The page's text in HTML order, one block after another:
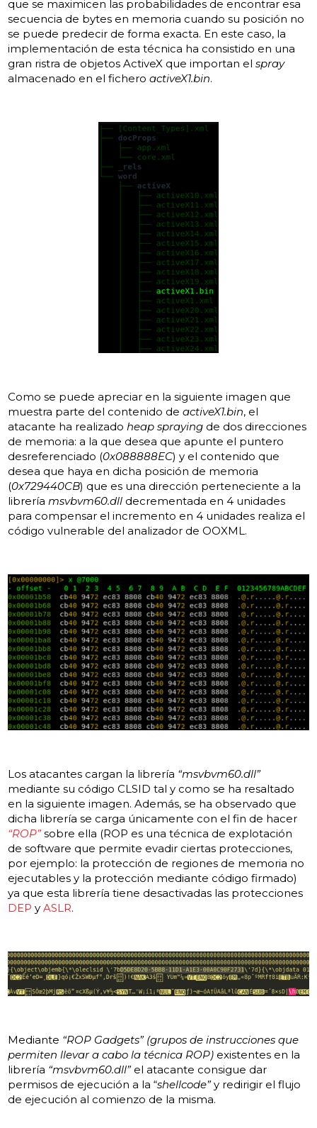
que se maximicen las probabilidades de encontrar esa
secuencia de bytes en memoria cuando su posición no
se puede predecir de forma exacta. En este caso, la
implementación de esta técnica ha consistido en una
gran ristra de objetos ActiveX que importan elspray
almacenado en el ficheroactiveX1.bin.
Como se puede apreciar en la siguiente imagen que
muestra parte del contenido deactiveX1.bin, el
atacante ha realizadoheap spraying de dos direcciones
de memoria: a la que desea que apunte el puntero
desreferenciado (0x088888EC) y el contenido que
desea que haya en dicha posición de memoria
(0x729440CB) que es una dirección perteneciente a la
libreríamsvbvm60.dll decrementada en 4 unidades
para compensar el incremento en 4 unidades realiza el
código vulnerable del analizador de OOXML.
Los atacantes cargan la librería “msvbvm60.dll”
mediante su código CLSID tal y como se ha resaltado
en la siguiente imagen. Además, se ha observado que
dicha librería se carga únicamente con el fin de hacer
“ROP” sobre ella (ROP es una técnica de explotación
de software que permite evadir ciertas protecciones,
por ejemplo: la protección de regiones de memoria no
ejecutables y la protección mediante código firmado)
ya que esta librería tiene desactivadas las protecciones
DEP yASLR.
Mediante “ROP Gadgets” (grupos de instrucciones que
permiten llevar a cabo la técnica ROP) existentes en la
librería “msvbvm60.dll”el atacante consigue dar
permisos de ejecución a la “shellcode”y redirigir el flujo
de ejecución al comienzo de la misma.